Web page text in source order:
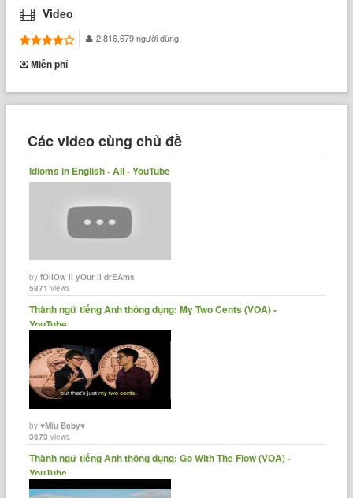
Video
2,816,679 người dùng
Miễn phí
Các video cùng chủ đề
Idioms in English - All - YouTube
byfOllOw ll yOur ll drEAms
5871 views
Thành ngữ tiếng Anh thông dụng: My Two Cents (VOA) -
YouTube
by♥Miu Baby♥
3673 views
Thành ngữ tiếng Anh thông dụng: Go With The Flow (VOA) -
YouTube